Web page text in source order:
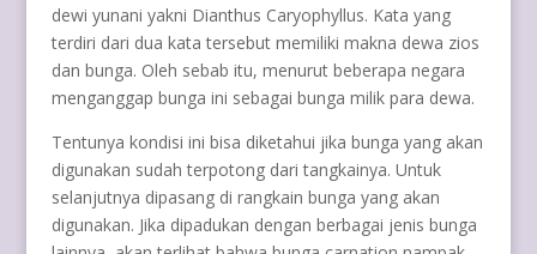
dewi yunani yakni Dianthus Caryophyllus. Kata yang
terdiri dari dua kata tersebut memiliki makna dewa zios
dan bunga. Oleh sebab itu, menurut beberapa negara
menganggap bunga ini sebagai bunga milik para dewa.
Tentunya kondisi ini bisa diketahui jika bunga yang akan
digunakan sudah terpotong dari tangkainya. Untuk
selanjutnya dipasang di rangkain bunga yang akan
digunakan. Jika dipadukan dengan berbagai jenis bunga